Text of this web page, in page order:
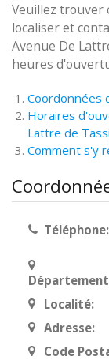
Veuillez trouver
localiser et
Avenue De
heures
Coordonnées
Horaires
Lattre de
Comment s'y
Téléphone:
Localité:
Adresse:
Code